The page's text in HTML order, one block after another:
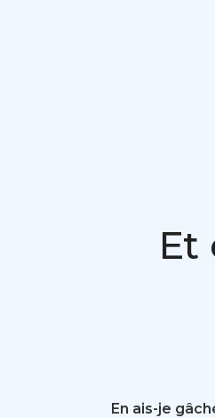
Et
En ais-je